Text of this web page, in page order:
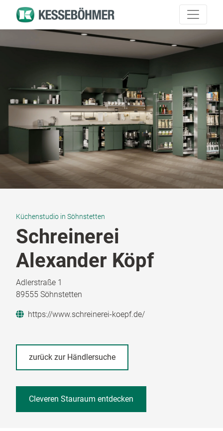
Küchenstudio in Söhnstetten
Schreinerei
Alexander Köpf
Adlerstraße 1
89555 Söhnstetten
https://www.schreinerei-koepf.de/
zurück zur Händlersuche
Cleveren Stauraum entdecken